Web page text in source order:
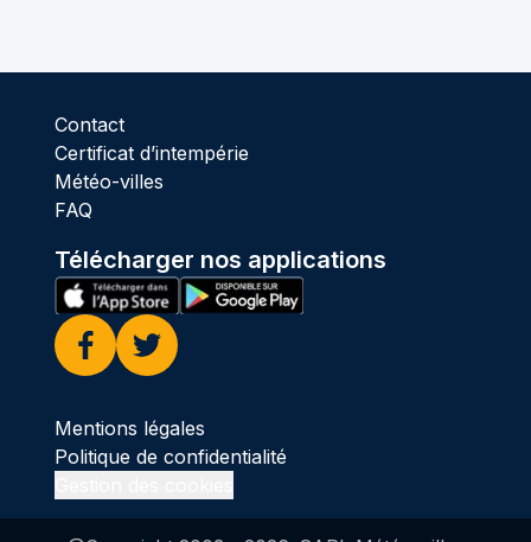
Contact
Certificat d’intempérie
Météo-villes
FAQ
Télécharger nos applications
Facebook
Twitter
Mentions légales
Politique de confidentialité